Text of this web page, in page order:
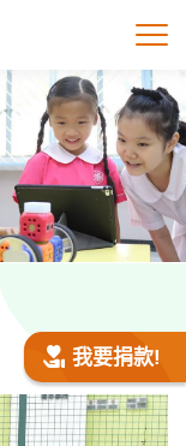
打
我要捐款!